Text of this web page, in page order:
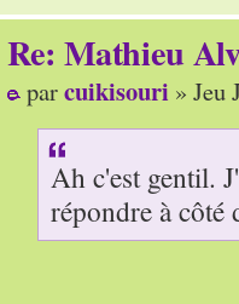
Re: Mathieu
parcuikisouri » Jeu
Ah c'est gentil.
répondre à côté